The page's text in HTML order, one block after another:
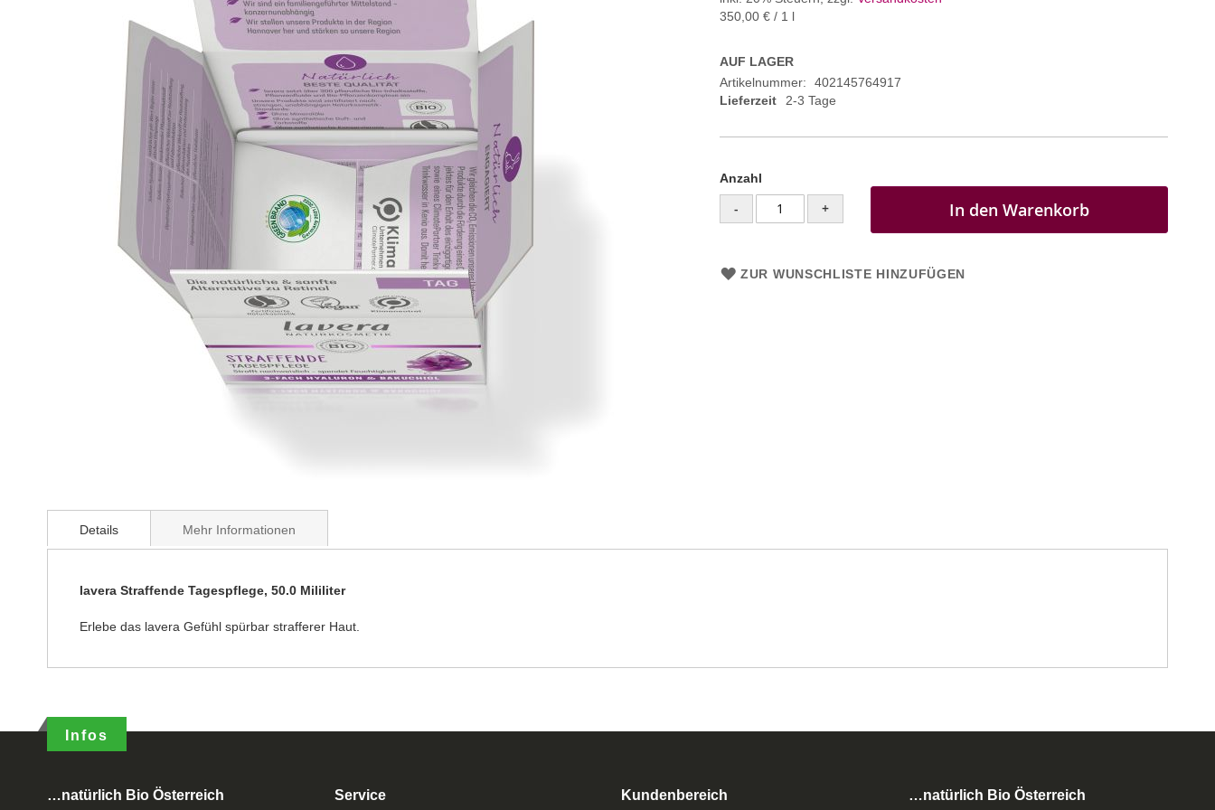
350,00 € / 1 l
AUF LAGER
Artikelnummer
402145764917
Lieferzeit
2-3 Tage
Anzahl
- + In den Warenkorb
ZUR WUNSCHLISTE HINZUFÜGEN
Details
lavera Straffende Tagespflege, 50.0 Mililiter
Erlebe das lavera Gefühl spürbar strafferer Haut.
Mehr Informationen
Infos
…natürlich Bio Österreich Service Kundenbereich …natürlich Bio Österreich